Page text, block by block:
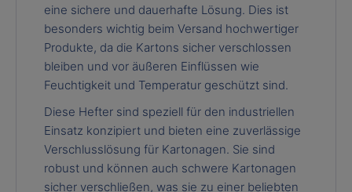
eine sichere und dauerhafte Lösung. Dies ist
besonders wichtig beim Versand hochwertiger
Produkte, da die Kartons sicher verschlossen
bleiben und vor äußeren Einflüssen wie
Feuchtigkeit und Temperatur geschützt sind.
Diese Hefter sind speziell für den industriellen
Einsatz konzipiert und bieten eine zuverlässige
Verschlusslösung für Kartonagen. Sie sind
robust und können auch schwere Kartonagen
sicher verschließen, was sie zu einer beliebten